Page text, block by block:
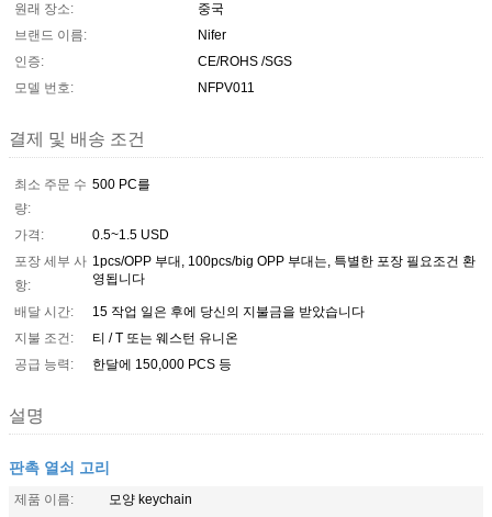
원래 장소:
중국
브랜드 이름:
Nifer
인증:
CE/ROHS /SGS
모델 번호:
NFPV011
결제 및 배송 조건
최소 주문 수
량:
500 PC를
가격:
0.5~1.5 USD
포장 세부 사
항:
1pcs/OPP 부대, 100pcs/big OPP 부대는, 특별한 포장 필요조건 환
영됩니다
배달 시간:
15 작업 일은 후에 당신의 지불금을 받았습니다
지불 조건:
티 / T 또는 웨스턴 유니온
공급 능력:
한달에 150,000 PCS 등
설명
판촉 열쇠 고리
제품 이름:
모양 keychain